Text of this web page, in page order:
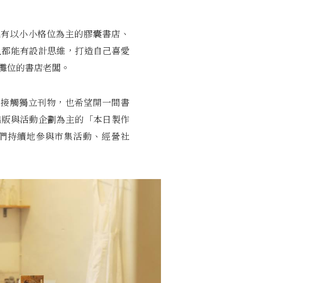
以小小格位為主的膠囊書店、
能有設計思維，打造自己喜愛
位的書店老闆。
觸獨立刊物，也希望開一間書
與活動企劃為主的「本日製作
持續地參與市集活動、經營社